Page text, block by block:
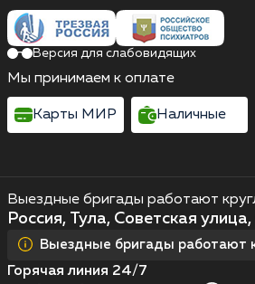
Выездные бригады работают
Россия, Тула, Советская
Выездные бригады работают
Горячая линия 24/7
Версия для слабовидящих
Мы принимаем к оплате
Карты МИР Наличные